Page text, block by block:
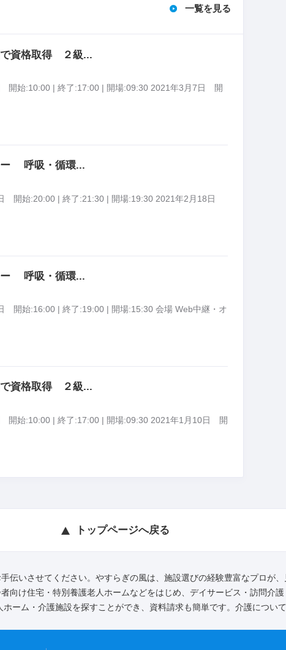
一覧を見る
で資格取得 ２級...
開始:10:00 | 終了:17:00 | 開場:09:30 2021年3月7日 開
ー 呼吸・循環...
開始:20:00 | 終了:21:30 | 開場:19:30 2021年2月18日
ー 呼吸・循環...
開始:16:00 | 終了:19:00 | 開場:15:30 会場 Web中継・オ
で資格取得 ２級...
開始:10:00 | 終了:17:00 | 開場:09:30 2021年1月10日 開
トップページへ戻る
いさせてください。やすらぎの風は、施設選びの経験豊富なプロが
向け住宅・特別養護老人ホームなどをはじめ、デイサービス・訪問介
ーム・介護施設を探すことができ、資料請求も簡単です。介護につい